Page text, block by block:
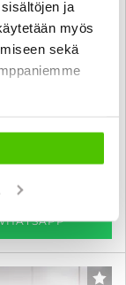
ja
myös
sekä
A - 6 kk
oulu